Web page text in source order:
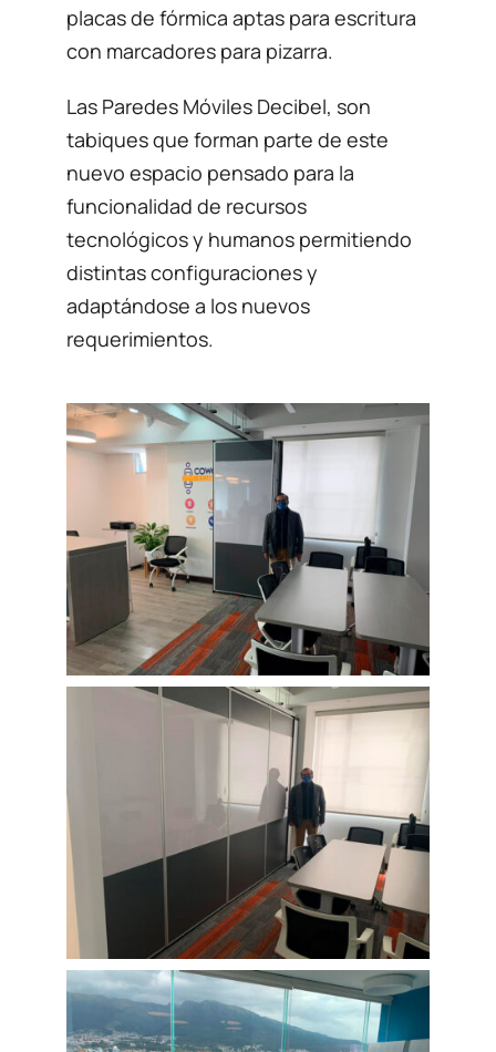
placas de fórmica aptas para escritura
con marcadores para pizarra.
Las Paredes Móviles Decibel, son
tabiques que forman parte de este
nuevo espacio pensado para la
funcionalidad de recursos
tecnológicos y humanos permitiendo
distintas configuraciones y
adaptándose a los nuevos
requerimientos.